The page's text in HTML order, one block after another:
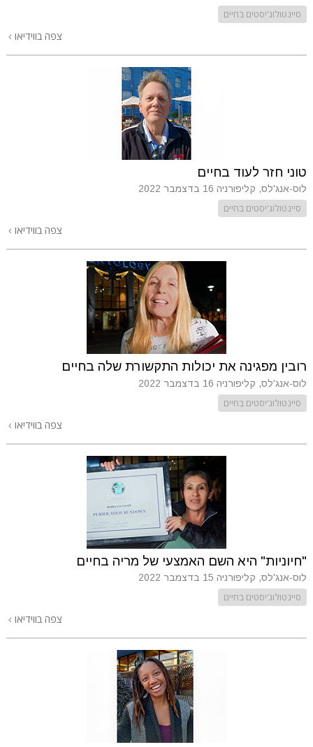
סיינטולוג'יסטים בחיים
צפה בווידיאו
טוני חזר לעוד בחיים
לוס-אנג'לס, קליפורניה 16 בדצמבר 2022
סיינטולוג'יסטים בחיים
צפה בווידיאו
רובין מפגינה את יכולות התקשורת שלה בחיים
לוס-אנג'לס, קליפורניה 16 בדצמבר 2022
סיינטולוג'יסטים בחיים
צפה בווידיאו
"חיוניות" היא השם האמצעי של מריה בחיים
לוס-אנג'לס, קליפורניה 15 בדצמבר 2022
סיינטולוג'יסטים בחיים
צפה בווידיאו